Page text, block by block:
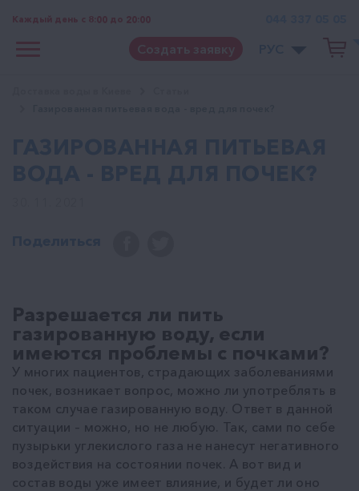
Каждый день с 8:00 до 20:00
Создать заявку
Разрешается ли пить
газированную воду, если
имеются проблемы с почками?
У многих пациентов, страдающих заболеваниями
почек, возникает вопрос, можно ли употреблять в
таком случае газированную воду. Ответ в данной
ситуации – можно, но не любую. Так, сами по себе
пузырьки углекислого газа не нанесут негативного
воздействия на состоянии почек. А вот вид и
состав воды уже имеет влияние, и будет ли оно